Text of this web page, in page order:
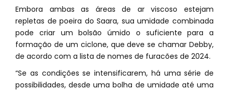
Embora ambas as áreas de ar viscoso estejam
repletas de poeira do Saara, sua umidade combinada
pode criar um bolsão úmido o suficiente para a
formação de um ciclone, que deve se chamar Debby,
de acordo com a lista de nomes de furacões de 2024.
“Se as condições se intensificarem, há uma série de
possibilidades, desde uma bolha de umidade até uma